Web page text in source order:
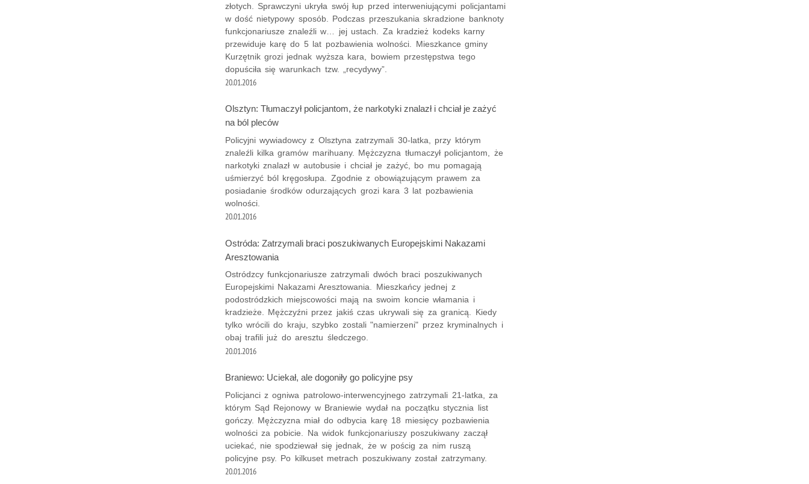
złotych. Sprawczyni ukryła swój łup przed interweniującymi policjantami
w dość nietypowy sposób. Podczas przeszukania skradzione banknoty
funkcjonariusze znaleźli w… jej ustach. Za kradzież kodeks karny
przewiduje karę do 5 lat pozbawienia wolności. Mieszkance gminy
Kurzętnik grozi jednak wyższa kara, bowiem przestępstwa tego
dopuściła się warunkach tzw. „recydywy”.
20.01.2016
Olsztyn: Tłumaczył policjantom, że narkotyki znalazł i chciał je zażyć
na ból pleców
Policyjni wywiadowcy z Olsztyna zatrzymali 30-latka, przy którym
znaleźli kilka gramów marihuany. Mężczyzna tłumaczył policjantom, że
narkotyki znalazł w autobusie i chciał je zażyć, bo mu pomagają
uśmierzyć ból kręgosłupa. Zgodnie z obowiązującym prawem za
posiadanie środków odurzających grozi kara 3 lat pozbawienia
wolności.
20.01.2016
Ostróda: Zatrzymali braci poszukiwanych Europejskimi Nakazami
Aresztowania
Ostródzcy funkcjonariusze zatrzymali dwóch braci poszukiwanych
Europejskimi Nakazami Aresztowania. Mieszkańcy jednej z
podostródzkich miejscowości mają na swoim koncie włamania i
kradzieże. Mężczyźni przez jakiś czas ukrywali się za granicą. Kiedy
tylko wrócili do kraju, szybko zostali "namierzeni" przez kryminalnych i
obaj trafili już do aresztu śledczego.
20.01.2016
Braniewo: Uciekał, ale dogoniły go policyjne psy
Policjanci z ogniwa patrolowo-interwencyjnego zatrzymali 21-latka, za
którym Sąd Rejonowy w Braniewie wydał na początku stycznia list
gończy. Mężczyzna miał do odbycia karę 18 miesięcy pozbawienia
wolności za pobicie. Na widok funkcjonariuszy poszukiwany zaczął
uciekać, nie spodziewał się jednak, że w pościg za nim ruszą
policyjne psy. Po kilkuset metrach poszukiwany został zatrzymany.
20.01.2016